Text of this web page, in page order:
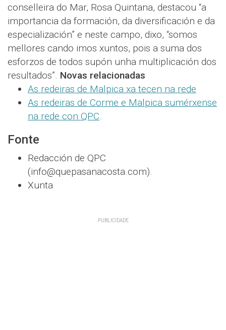
conselleira do Mar, Rosa Quintana, destacou “a
importancia da formación, da diversificación e da
especialización” e neste campo, dixo, “somos
mellores cando imos xuntos, pois a suma dos
esforzos de todos supón unha multiplicación dos
resultados”. Novas relacionadas
As redeiras de Malpica xa tecen na rede
As redeiras de Corme e Malpica sumérxense
na rede con QPC.
Fonte
Redacción de QPC
(info@quepasanacosta.com).
Xunta